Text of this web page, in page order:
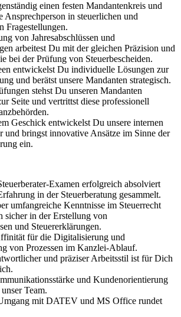
einen festen Mandantenkreis und
Ansprechperson in steuerlichen und
Fragestellungen.
von Jahresabschlüssen und
arbeitest Du mit der gleichen Präzision und
bei der Prüfung von Steuerbescheiden.
entwickelst Du individuelle Lösungen zur
und berätst unsere Mandanten strategisch.
stehst Du unseren Mandanten
Seite und vertrittst diese professionell
Geschick entwickelst Du unsere internen
und bringst innovative Ansätze im Sinne der
ein.
Examen erfolgreich absolviert
in der Steuerberatung gesammelt.
umfangreiche Kenntnisse im Steuerrecht
sicher in der Erstellung von
und Steuererklärungen.
für die Digitalisierung und
von Prozessen im Kanzlei-Ablauf.
und präziser Arbeitsstil ist für Dich
und Kundenorientierung
Team.
mit DATEV und MS Office rundet